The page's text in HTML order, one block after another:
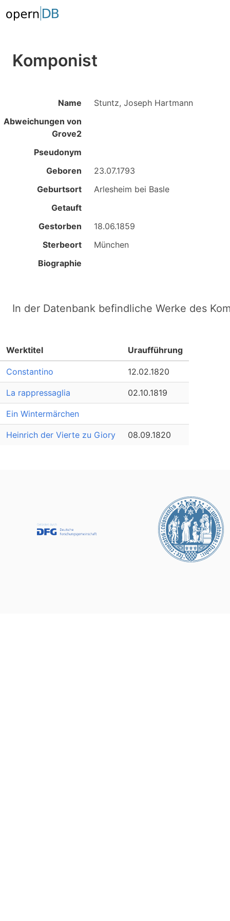
Komponist
Name
Stuntz, Joseph Hartmann
Abweichungen von
Grove2
Pseudonym
Geboren
23.07.1793
Geburtsort
Arlesheim bei Basle
Getauft
Gestorben
18.06.1859
Sterbeort
München
Biographie
In der Datenbank befindliche Werke des
Werktitel Uraufführung
Constantino 12.02.1820
La rappressaglia 02.10.1819
Ein Wintermärchen
Heinrich der Vierte zu Giory 08.09.1820